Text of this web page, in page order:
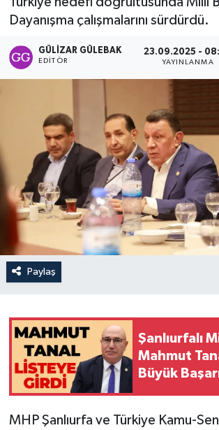
Dayanışma çalışmalarını sürdürdü.
GÜLIZAR GÜLEBAK
EDITÖR
23.09.2025 -
YAYINLANMA
Paylaş
Şanlıurfalı
Mahmut
Büyük
MHP Şanlıurfa ve Türkiye Kamu-